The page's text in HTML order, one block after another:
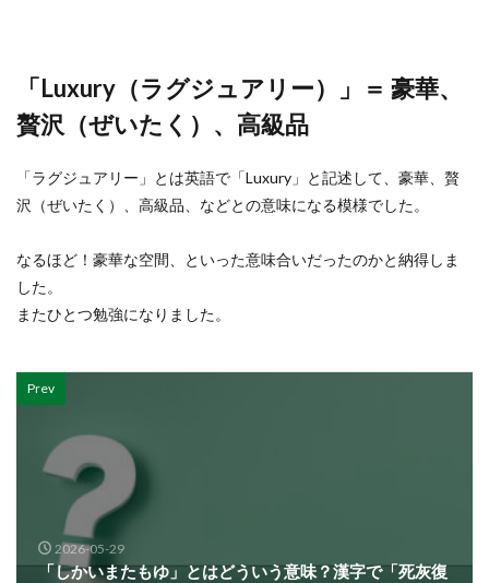
「Luxury（ラグジュアリー）」＝ 豪華、
贅沢（ぜいたく）、高級品
「ラグジュアリー」とは英語で「Luxury」と記述して、豪華、贅
沢（ぜいたく）、高級品、などとの意味になる模様でした。
なるほど！豪華な空間、といった意味合いだったのかと納得しま
した。
またひとつ勉強になりました。
Prev
2026-05-29
「しかいまたもゆ」とはどういう意味？漢字で「死灰復